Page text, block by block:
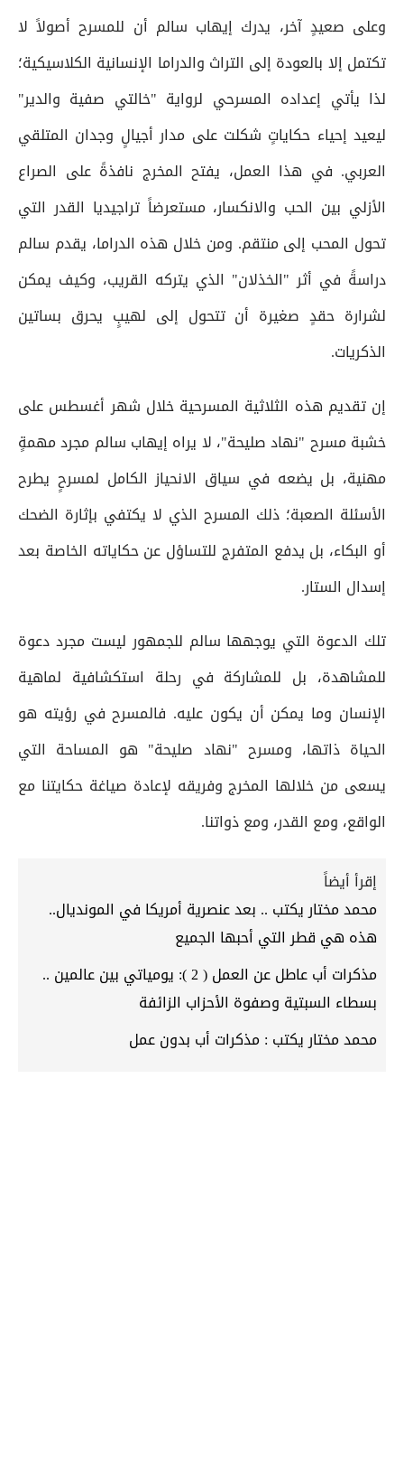
وعلى صعيدٍ آخر، يدرك إيهاب سالم أن للمسرح أصولاً لا
تكتمل إلا بالعودة إلى التراث والدراما الإنسانية الكلاسيكية؛
لذا يأتي إعداده المسرحي لرواية "خالتي صفية والدير"
ليعيد إحياء حكاياتٍ شكلت على مدار أجيالٍ وجدان المتلقي
العربي. في هذا العمل، يفتح المخرج نافذةً على الصراع
الأزلي بين الحب والانكسار، مستعرضاً تراجيديا القدر التي
تحول المحب إلى منتقم. ومن خلال هذه الدراما، يقدم سالم
دراسةً في أثر "الخذلان" الذي يتركه القريب، وكيف يمكن
لشرارة حقدٍ صغيرة أن تتحول إلى لهيبٍ يحرق بساتين
الذكريات.
إن تقديم هذه الثلاثية المسرحية خلال شهر أغسطس على
خشبة مسرح "نهاد صليحة"، لا يراه إيهاب سالم مجرد مهمةٍ
مهنية، بل يضعه في سياق الانحياز الكامل لمسرحٍ يطرح
الأسئلة الصعبة؛ ذلك المسرح الذي لا يكتفي بإثارة الضحك
أو البكاء، بل يدفع المتفرج للتساؤل عن حكاياته الخاصة بعد
إسدال الستار.
تلك الدعوة التي يوجهها سالم للجمهور ليست مجرد دعوة
للمشاهدة، بل للمشاركة في رحلة استكشافية لماهية
الإنسان وما يمكن أن يكون عليه. فالمسرح في رؤيته هو
الحياة ذاتها، ومسرح "نهاد صليحة" هو المساحة التي
يسعى من خلالها المخرج وفريقه لإعادة صياغة حكايتنا مع
الواقع، ومع القدر، ومع ذواتنا.
إقرأ أيضاً
محمد مختار يكتب .. بعد عنصرية أمريكا في المونديال..
هذه هي قطر التي أحبها الجميع
مذكرات أب عاطل عن العمل ( 2 ): يومياتي بين عالمين ..
بسطاء السبتية وصفوة الأحزاب الزائفة
محمد مختار يكتب : مذكرات أب بدون عمل